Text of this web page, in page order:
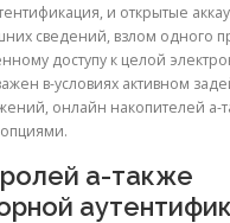
и открытые
сведений, взлом одного
доступу к целой
в-условиях активном
онлайн накопителей а-
а-также